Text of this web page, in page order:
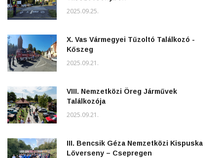
2025.09.25.
X. Vas Vármegyei Tűzoltó Találkozó -
Kőszeg
2025.09.21.
VIII. Nemzetközi Öreg Járművek
Találkozója
2025.09.21.
III. Bencsik Géza Nemzetközi Kispuska
Lőverseny – Csepregen